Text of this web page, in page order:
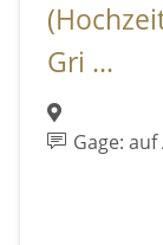
Gri ...
Gage: